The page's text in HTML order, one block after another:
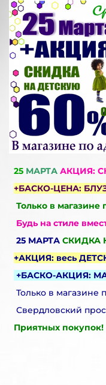
25 МАРТА АКЦИЯ:
+БАСКО-ЦЕНА:
Только в магазине
Будь на стиле
25 МАРТА СКИДКА
+АКЦИЯ: весь
+БАСКО-АКЦИЯ:
Только в магазине
Свердловский
Приятных покупок!